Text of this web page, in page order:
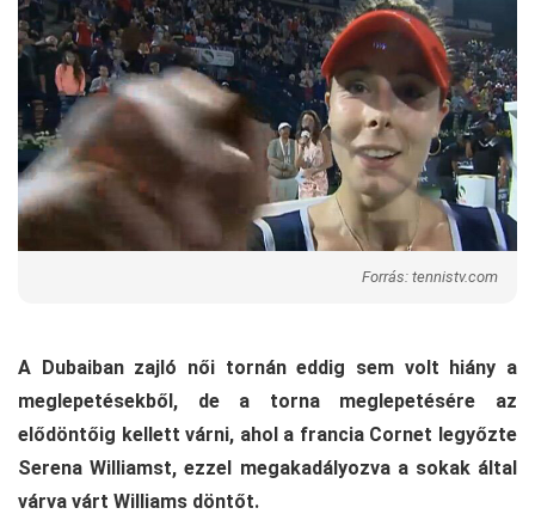
Forrás: tennistv.com
A Dubaiban zajló női tornán eddig sem volt hiány a
meglepetésekből, de a torna meglepetésére az
elődöntőig kellett várni, ahol a francia Cornet legyőzte
Serena Williamst, ezzel megakadályozva a sokak által
várva várt Williams döntőt.